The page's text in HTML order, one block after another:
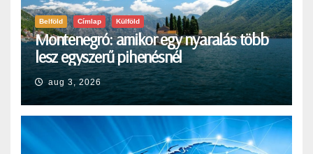
Belföld Címlap Külföld
Montenegró: amikor egy nyaralás több
lesz egyszerű pihenésnél
aug 3, 2026